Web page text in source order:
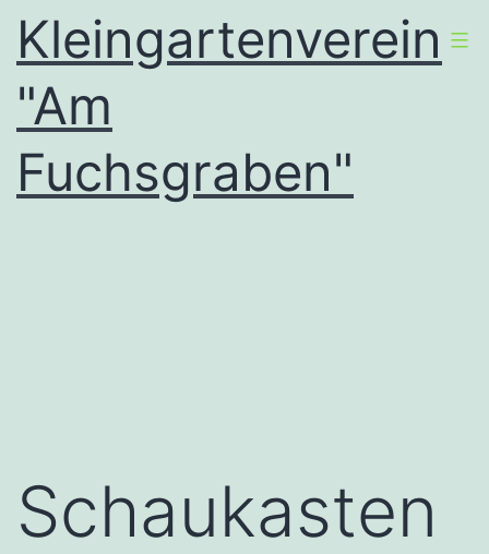
Zum
Inhalt
springen
Kleingartenverein
"Am
Fuchsgraben"
Schaukasten